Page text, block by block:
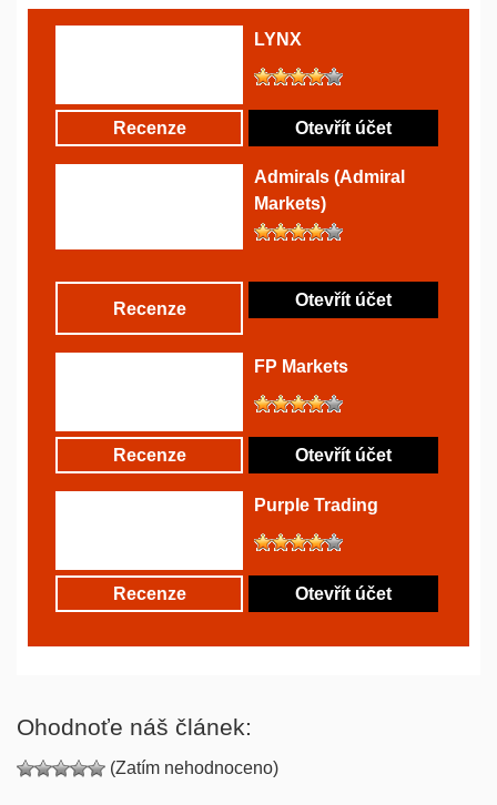
LYNX
Recenze Otevřít účet
Admirals (Admiral
Markets)
Recenze Otevřít účet
FP Markets
Recenze Otevřít účet
Purple Trading
Recenze Otevřít účet
Ohodnoťe náš článek:
(Zatím nehodnoceno)